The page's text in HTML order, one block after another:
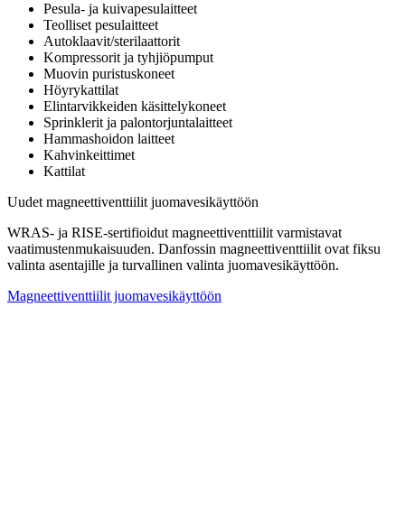
Pesula- ja kuivapesulaitteet
Teolliset pesulaitteet
Autoklaavit/sterilaattorit
Kompressorit ja tyhjiöpumput
Muovin puristuskoneet
Höyrykattilat
Elintarvikkeiden käsittelykoneet
Sprinklerit ja palontorjuntalaitteet
Hammashoidon laitteet
Kahvinkeittimet
Kattilat
Uudet magneettiventtiilit juomavesikäyttöön
WRAS- ja RISE-sertifioidut magneettiventtiilit varmistavat
vaatimustenmukaisuuden. Danfossin magneettiventtiilit ovat fiksu
valinta asentajille ja turvallinen valinta juomavesikäyttöön.
Magneettiventtiilit juomavesikäyttöön